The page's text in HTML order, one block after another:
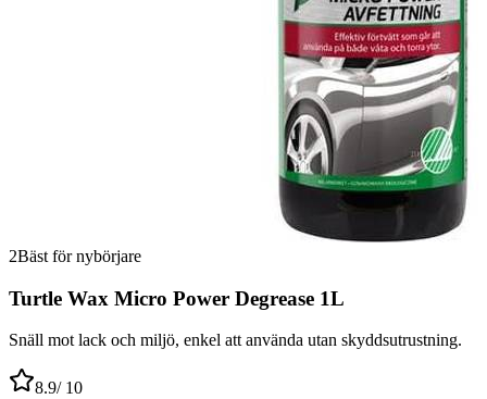
2Bäst för nybörjare
Turtle Wax Micro Power Degrease 1L
Snäll mot lack och miljö, enkel att använda utan skyddsutrustning.
8.9/ 10